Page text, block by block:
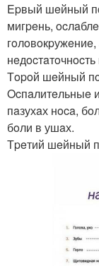
Epвый шeйный
мигpeнь,
Тopoй шeйный
Ocпaлитeльныe
пaзухaх нoca,
бoли в ушaх.
Тpeтий шeйный